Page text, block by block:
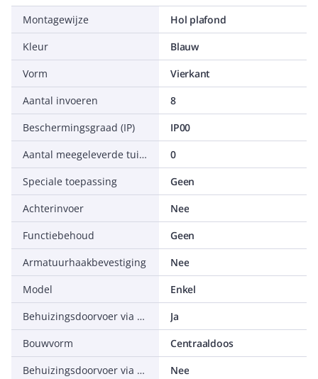
Montagewijze
Hol plafond
Kleur
Blauw
Vorm
Vierkant
Aantal invoeren
8
Beschermingsgraad (IP)
IP00
Aantal meegeleverde tuiten
0
Speciale toepassing
Geen
Achterinvoer
Nee
Functiebehoud
Geen
Armatuurhaakbevestiging
Nee
Model
Enkel
Behuizingsdoorvoer via buismanchet
Ja
Bouwvorm
Centraaldoos
Behuizingsdoorvoer via dichtmembraan
Nee